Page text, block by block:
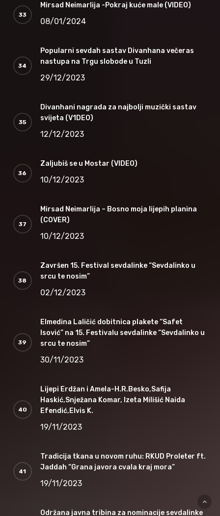
Mirsad Neimarlija -Pokraj kuće male (VIDEO)
08/01/2024
Popularni sevdah sastav Divanhana večeras
nastupa na Trgu slobode u Tuzli
29/12/2023
Divanhani nagrada za najbolji muzički sastav
svijeta (V1DEO)
12/12/2023
Zaljubiš se u Mostar (VIDEO)
10/12/2023
Mirsad Neimarlija – Bosno moja lijepih planina
(COVER)
10/12/2023
Završen 15. Festival sevdalinke “Sevdalinko u
srcu te nosim”
02/12/2023
Elmedina Laličić dobitnica plakete “Safet
Isović” na 15. Festivalu sevdalinke “Sevdalinko u
srcu te nosim”
30/11/2023
Lijepi Erdžan i Amela-H.R.Besko,Safija
Haskić,Snježana Komar, Izeta Milišić Naida
Efendić,Elvis K.
19/11/2023
Tradicija tkana u novom ruhu: RKUD Proleter ft.
Jaddah “Grana javora cvala kraj mora”
19/11/2023
Održana javna tribina za nominacije sevdalinke